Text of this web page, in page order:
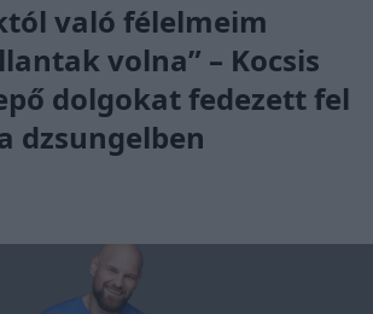
való félelmeim
volna” – Kocsis
dolgokat fedezett fel
dzsungelben